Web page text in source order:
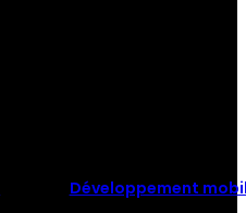
Développement